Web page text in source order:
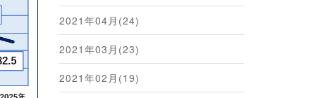
2021年04月(24)
2021年03月(23)
2021年02月(19)